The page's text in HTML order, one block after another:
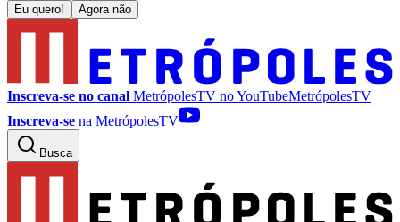
Eu quero! Agora não
Inscreva-se no canal MetrópolesTV noYouTubeMetrópolesTV
Inscreva-se na MetrópolesTV
Busca